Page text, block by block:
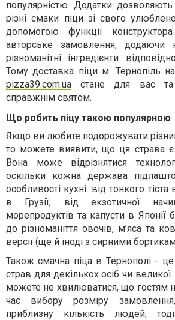
популярністю. Додатки дозволяють
різні смаки піци зі свого
допомогою функції
авторське замовлення, додаючи
різноманітні інгредієнти
Тому доставка піци м. Тернопіль
pizza39.com.ua стане для вас
справжнім святом.
Що робить піцу такою популярною
Якщо ви любите подорожувати
то можете виявити, що ця страва є
Вона може відрізнятися
оскільки кожна держава
особливості кухні: від тонкого тіста
в Грузії; від екзотичної
морепродуктів та капусти в Японії
до різноманіття овочів, м’яса та
версії (ще й іноді з сирними
Також смачна піца в Тернополі -
страв для декількох осіб чи
можете не хвилюватися, що гостям
час вибору розміру
приблизну кількість людей,